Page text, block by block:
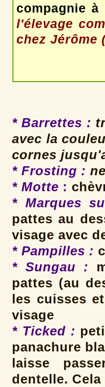
compagnie
l'élevage
chez Jérôme
* Barrettes :
avec la
cornes
* Frosting :
* Motte :
* Marques
pattes au
visage avec
* Pampilles :
* Sungau :
pattes (au
les cuisses
visage
* Ticked :
panachure
laisse
dentelle.